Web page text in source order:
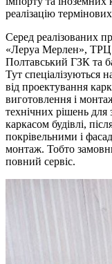
реалізацію
Серед реалізованих
«Леруа Мерлен», ТРЦ
Полтавський ГЗК та
Тут спеціалізуються
від проектування
виготовлення і
технічних рішень для
каркасом будівлі,
покрівельними і
монтаж. Тобто
повний сервіс.